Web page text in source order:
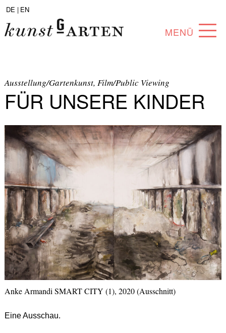
DE | EN
MENÜ
ABOUT
SAMMLUNG
KÜNSTLER*INNEN
PARTNER*INNEN
Ausstellung/Gartenkunst, Film/Public Viewing
FÜR UNSERE KINDER
Anke Armandi SMART CITY (1), 2020 (Ausschnitt)
Eine Ausschau.